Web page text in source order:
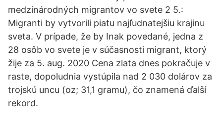
medzinárodných migrantov vo svete 2 5.:
Migranti by vytvorili piatu najľudnatejšiu krajinu
sveta. V prípade, že by Inak povedané, jedna z
28 osôb vo svete je v súčasnosti migrant, ktorý
žije za 5. aug. 2020 Cena zlata dnes pokračuje v
raste, dopoludnia vystúpila nad 2 030 dolárov za
trojskú uncu (oz; 31,1 gramu), čo znamená ďalší
rekord.